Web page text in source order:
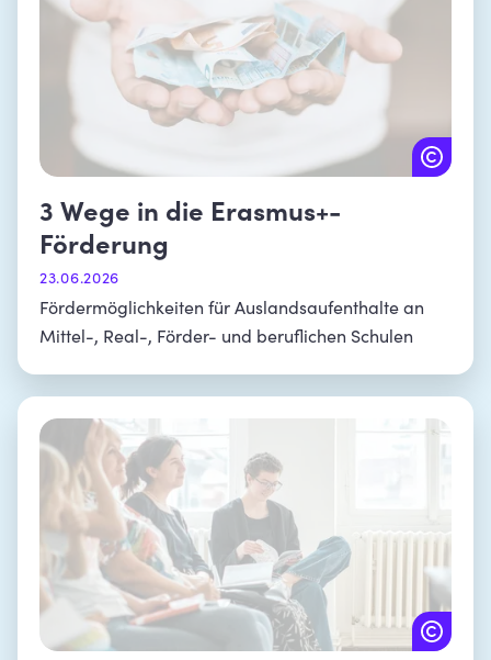
3 Wege in die Erasmus+-
Förderung
23.06.2026
Fördermöglichkeiten für Auslandsaufenthalte an
Mittel-, Real-, Förder- und beruflichen Schulen